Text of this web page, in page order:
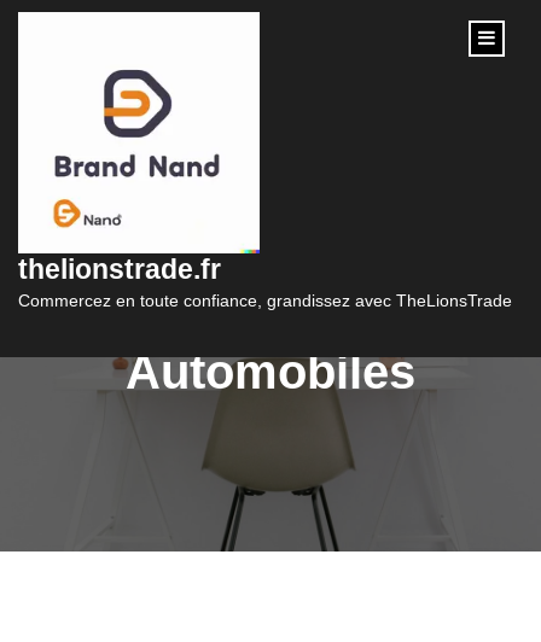
content
thelionstrade.fr
Commercez en toute confiance, grandissez avec TheLionsTrade
Trouvez Votre Crédit
Auto Pas Cher Pour
Réaliser Vos Projets
Automobiles